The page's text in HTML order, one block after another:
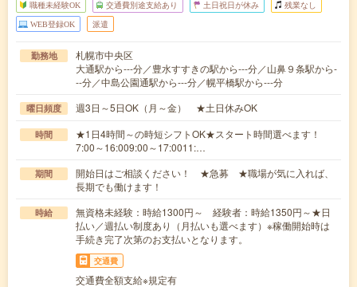
職種未経験OK 交通費別途支給あり 土日祝日が休み 残業なし
WEB登録OK 派遣
勤務地
札幌市中央区
大通駅から---分／豊水すすきの駅から---分／山鼻９条駅から-
--分／中島公園通駅から---分／幌平橋駅から---分
曜日頻度 週3日～5日OK（月～金） ★土日休みOK
時間
★1日4時間～の時短シフトOK★スタート時間選べます！
7:00～16:009:00～17:0011:…
期間
開始日はご相談ください！ ★急募 ★職場が気に入れば、
長期でも働けます！
時給
無資格未経験：時給1300円～ 経験者：時給1350円～★日
払い／週払い制度あり（月払いも選べます）※稼働開始時は
手続き完了次第のお支払いとなります。
交通費
交通費全額支給※規定有